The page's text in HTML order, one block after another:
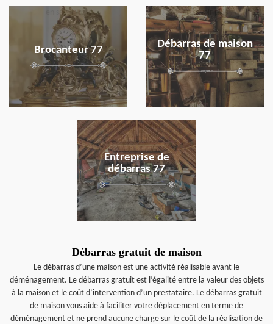
Brocanteur 77
en savoir plus
Débarras de maison
77
en savoir plus
Entreprise de
débarras 77
en savoir plus
Débarras gratuit de maison
Le débarras d’une maison est une activité réalisable avant le
déménagement. Le débarras gratuit est l’égalité entre la valeur des objets
à la maison et le coût d’intervention d’un prestataire. Le débarras gratuit
de maison vous aide à faciliter votre déplacement en terme de
déménagement et ne prend aucune charge sur le coût de la réalisation de